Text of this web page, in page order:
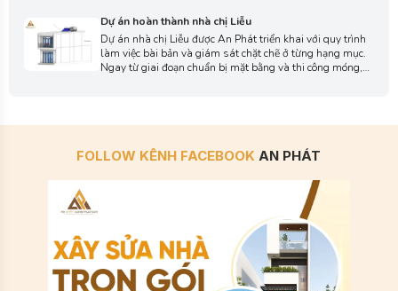
và thể hiện rõ sự chuyên nghiệp trong từng chi tiết.
Dự án hoàn thành nhà chị Liễu
Dự án nhà chị Liễu được An Phát triển khai với quy trình
làm việc bài bản và giám sát chặt chẽ ở từng hạng mục.
Ngay từ giai đoạn chuẩn bị mặt bằng và thi công móng,
FOLLOW KÊNH FACEBOOK AN PHÁT